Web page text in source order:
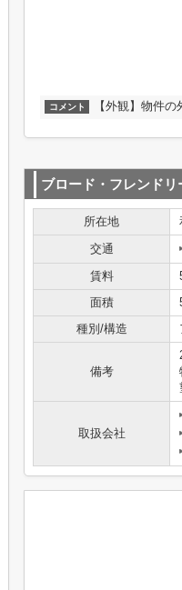
コメント 【外観】物件の
ブロード・フレンドリ
所在地
交通
賃料
面積
種別/構造
備考
取扱会社